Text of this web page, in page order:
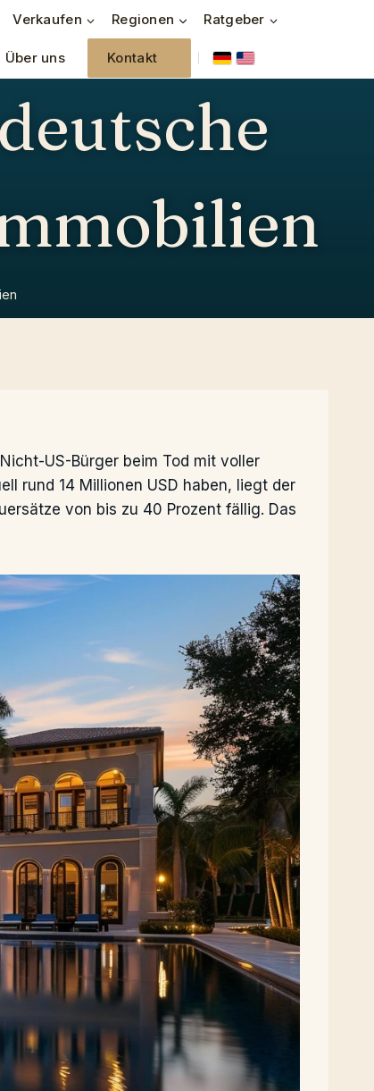
Verkaufen Regionen Ratgeber
Über uns Kontakt
US-Bürger beim Tod mit voller
rund 14 Millionen USD haben, liegt der
von bis zu 40 Prozent fällig. Das